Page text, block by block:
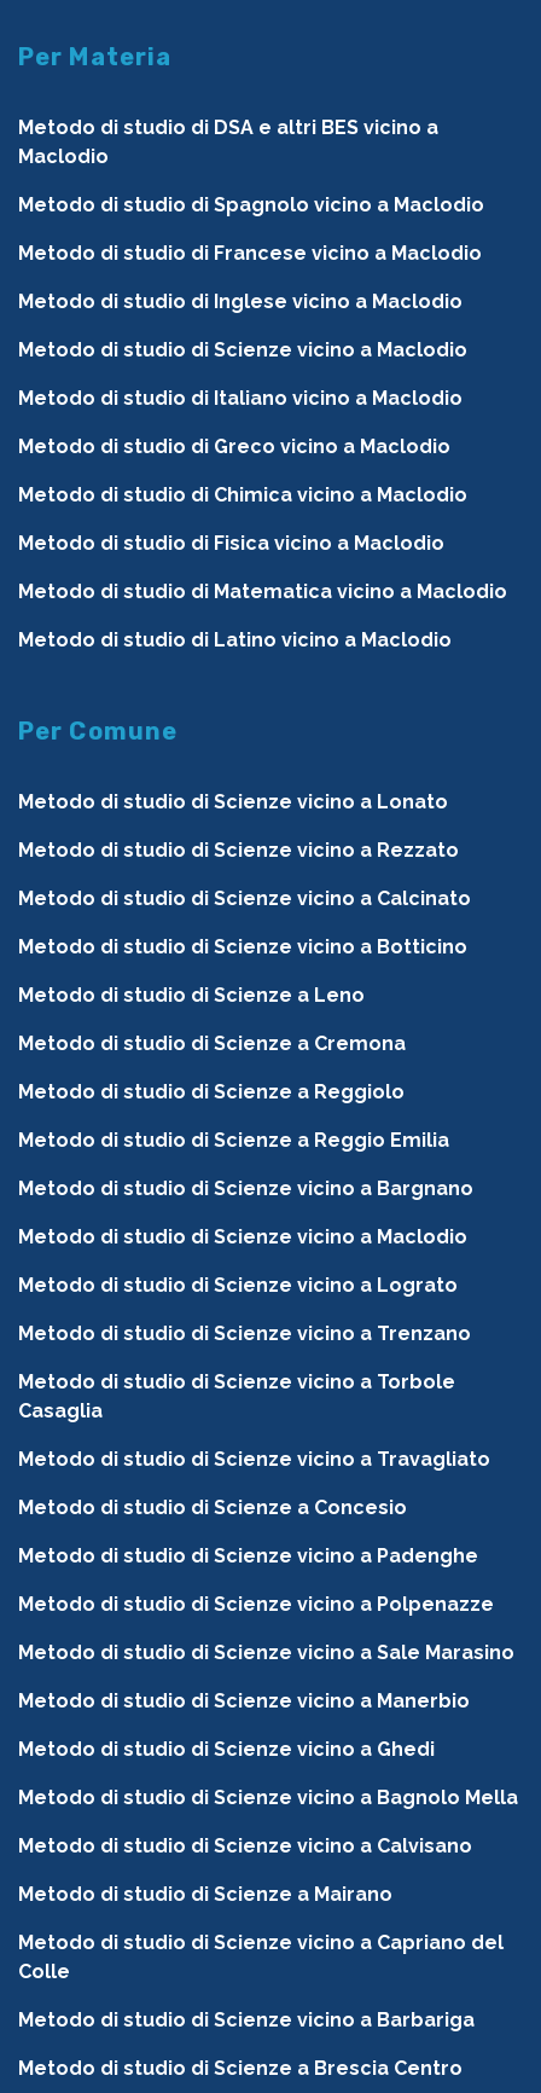
Per Materia
Metodo di studio di DSA e altri BES vicino a
Maclodio
Metodo di studio di Spagnolo vicino a Maclodio
Metodo di studio di Francese vicino a Maclodio
Metodo di studio di Inglese vicino a Maclodio
Metodo di studio di Scienze vicino a Maclodio
Metodo di studio di Italiano vicino a Maclodio
Metodo di studio di Greco vicino a Maclodio
Metodo di studio di Chimica vicino a Maclodio
Metodo di studio di Fisica vicino a Maclodio
Metodo di studio di Matematica vicino a Maclodio
Metodo di studio di Latino vicino a Maclodio
Per Comune
Metodo di studio di Scienze vicino a Lonato
Metodo di studio di Scienze vicino a Rezzato
Metodo di studio di Scienze vicino a Calcinato
Metodo di studio di Scienze vicino a Botticino
Metodo di studio di Scienze a Leno
Metodo di studio di Scienze a Cremona
Metodo di studio di Scienze a Reggiolo
Metodo di studio di Scienze a Reggio Emilia
Metodo di studio di Scienze vicino a Bargnano
Metodo di studio di Scienze vicino a Maclodio
Metodo di studio di Scienze vicino a Lograto
Metodo di studio di Scienze vicino a Trenzano
Metodo di studio di Scienze vicino a Torbole
Casaglia
Metodo di studio di Scienze vicino a Travagliato
Metodo di studio di Scienze a Concesio
Metodo di studio di Scienze vicino a Padenghe
Metodo di studio di Scienze vicino a Polpenazze
Metodo di studio di Scienze vicino a Sale Marasino
Metodo di studio di Scienze vicino a Manerbio
Metodo di studio di Scienze vicino a Ghedi
Metodo di studio di Scienze vicino a Bagnolo Mella
Metodo di studio di Scienze vicino a Calvisano
Metodo di studio di Scienze a Mairano
Metodo di studio di Scienze vicino a Capriano del
Colle
Metodo di studio di Scienze vicino a Barbariga
Metodo di studio di Scienze a Brescia Centro